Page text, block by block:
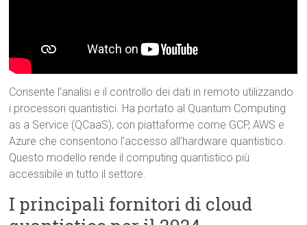
Consente l’analisi e il controllo dei dati in remoto utilizzando
i processori quantistici. Ha portato al Quantum Computing
as a Service (QCaaS), con piattaforme come GCP, AWS e
Azure che consentono l’accesso all’hardware quantistico.
Questo modello rende il computing quantistico più
accessibile in tutto il settore.
I principali fornitori di cloud